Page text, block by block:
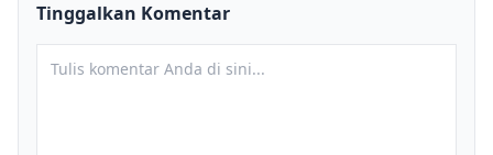
Tinggalkan Komentar